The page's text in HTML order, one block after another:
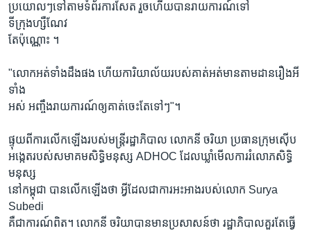
ប្រយោលៗទៅតាមទំព័រការសែត រួចហើយបានរាយការណ៍ទៅ
ទីក្រុងហ្សឺណែវ
តែប៉ុណ្ណោះ ។
"លោកអត់ទាំងដឹងផង ហើយការិយាល័យរបស់គាត់អត់មានតាមដានរឿងអី
ទាំង
អស់ អញ្ចឹងរាយការណ៍ឲ្យគាត់ចេះតែទៅៗ"។
ផ្ទុយពីការលើកឡើងរបស់មន្រ្តីរដ្ឋាភិបាល លោកនី ចរិយា ប្រធានក្រុមស៊ើប
អង្កេតរបស់សមាគមសិទ្ធិមនុស្ស ADHOC ដែលឃ្លាំមើលការរំលោភសិទ្ធិ
មនុស្ស
នៅកម្ពុជា បានលើកឡើងថា អ្វីដែលជាការអះអាងរបស់លោក Surya
Subedi
គឺជាការណ៍ពិត។ លោកនី ចរិយាបានមានប្រសាសន៍ថា រដ្ឋាភិបាលគួរតែធ្វើ